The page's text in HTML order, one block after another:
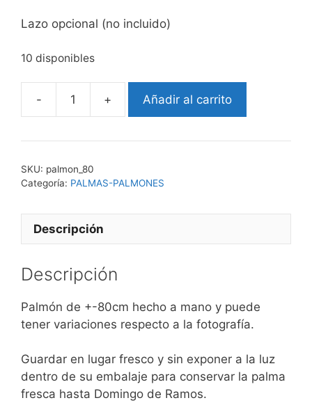
Lazo opcional (no incluido)
10 disponibles
-
Palmón
cantidad
+ Añadir al carrito
SKU: palmon_80
Categoría: PALMAS-PALMONES
Descripción
Descripción
Palmón de +-80cm hecho a mano y puede
tener variaciones respecto a la fotografía.
Guardar en lugar fresco y sin exponer a la luz
dentro de su embalaje para conservar la palma
fresca hasta Domingo de Ramos.